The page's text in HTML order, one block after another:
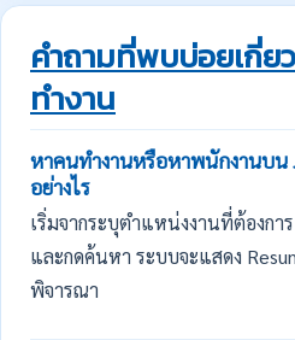
คำถามที่พบบ่อยเกี่ย
ทำงาน
หาคนทำงานหรือหาพนักงานบน
อย่างไร
เริ่มจากระบุตำแหน่งงานที่ต้องกา
และกดค้นหา ระบบจะแสดง
พิจารณา